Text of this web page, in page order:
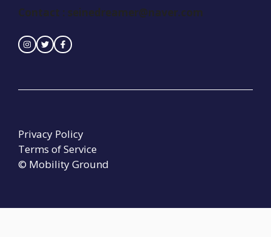
Contact : seinedreamer@naver.com
© Mobility Ground
Privacy Policy
Terms of Service